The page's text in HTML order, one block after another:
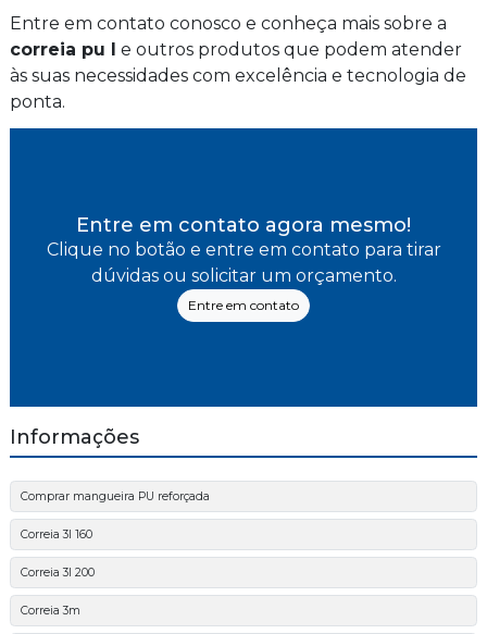
Entre em contato conosco e conheça mais sobre a
correia pu l
e outros produtos que podem atender
às suas necessidades com excelência e tecnologia de
ponta.
Entre em contato agora mesmo!
Clique no botão e entre em contato para tirar
dúvidas ou solicitar um orçamento.
Entre em contato
Informações
Comprar mangueira PU reforçada
Correia 3l 160
Correia 3l 200
Correia 3m